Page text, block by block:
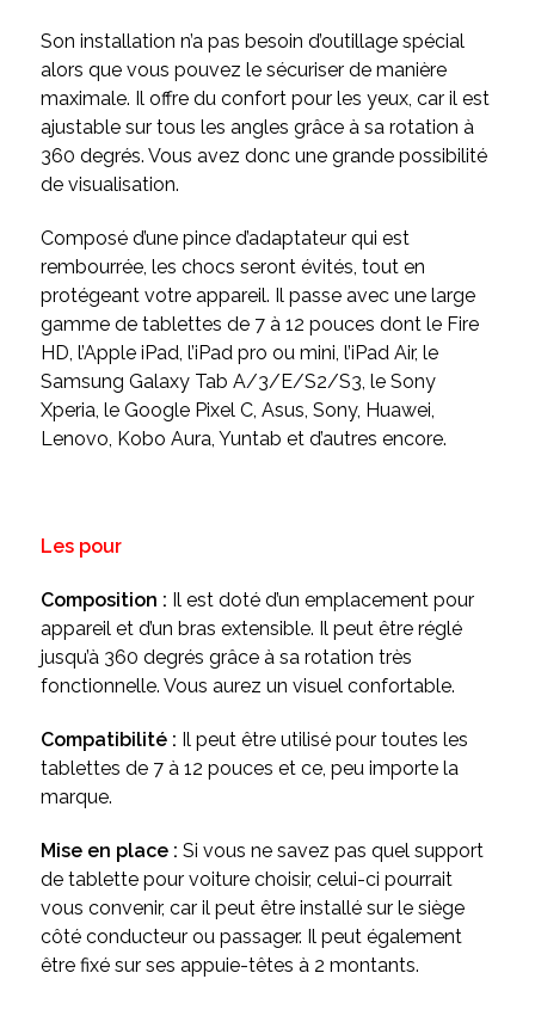
Son installation n’a pas besoin d’outillage spécial
alors que vous pouvez le sécuriser de manière
maximale. Il offre du confort pour les yeux, car il est
ajustable sur tous les angles grâce à sa rotation à
360 degrés. Vous avez donc une grande possibilité
de visualisation.
Composé d’une pince d’adaptateur qui est
rembourrée, les chocs seront évités, tout en
protégeant votre appareil. Il passe avec une large
gamme de tablettes de 7 à 12 pouces dont le Fire
HD, l’Apple iPad, l’iPad pro ou mini, l’iPad Air, le
Samsung Galaxy Tab A/3/E/S2/S3, le Sony
Xperia, le Google Pixel C, Asus, Sony, Huawei,
Lenovo, Kobo Aura, Yuntab et d’autres encore.
Les pour
Composition : Il est doté d’un emplacement pour
appareil et d’un bras extensible. Il peut être réglé
jusqu’à 360 degrés grâce à sa rotation très
fonctionnelle. Vous aurez un visuel confortable.
Compatibilité : Il peut être utilisé pour toutes les
tablettes de 7 à 12 pouces et ce, peu importe la
marque.
Mise en place : Si vous ne savez pas quel support
de tablette pour voiture choisir, celui-ci pourrait
vous convenir, car il peut être installé sur le siège
côté conducteur ou passager. Il peut également
être fixé sur ses appuie-têtes à 2 montants.